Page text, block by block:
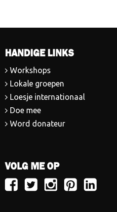
HANDIGE LINKS
Workshops
Lokale groepen
Loesje internationaal
Doe mee
Word donateur
VOLG ME OP
VolgVolgVolgVolgVolg